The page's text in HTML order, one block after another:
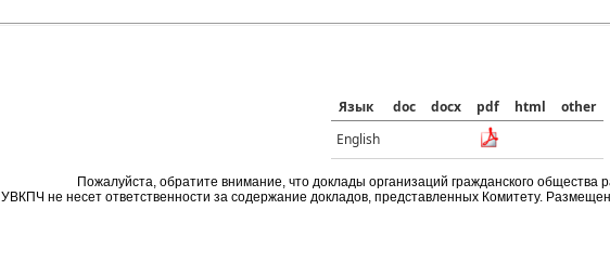
Язык doc docx pdf html
other
English
Пожалуйста, обратите внимание, что доклады организаций гражданского
УВКПЧ не несет ответственности за содержание докладов, представленных Комитету.